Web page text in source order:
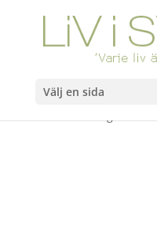
Välj en sida